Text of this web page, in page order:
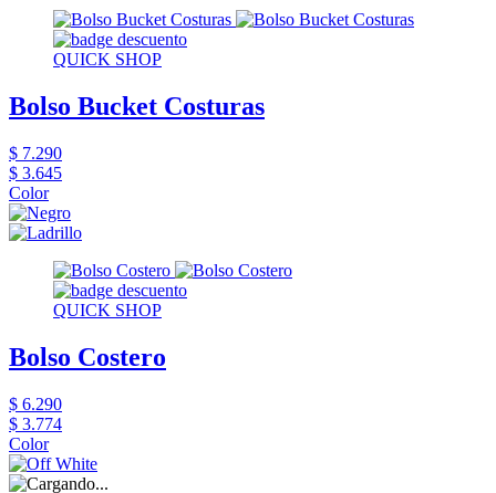
QUICK SHOP
Bolso Bucket Costuras
$ 7.290
$ 3.645
Color
QUICK SHOP
Bolso Costero
$ 6.290
$ 3.774
Color